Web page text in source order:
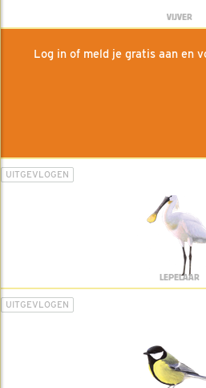
VIJVER
Log in of meld je gratis aan en
UITGEVLOGEN
LEPELAAR
UITGEVLOGEN